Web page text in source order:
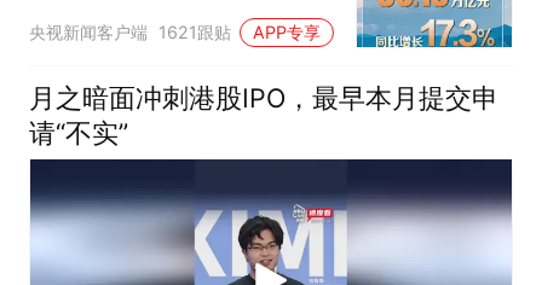
央视新闻客户端 1621跟贴 APP专享
月之暗面冲刺港股IPO，最早本月提交申
请“不实”